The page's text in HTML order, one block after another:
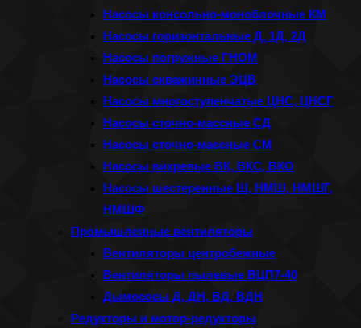
Насосы консольно-моноблочные КМ
Насосы горизонтальные Д, 1Д, 2Д
Насосы погружные ГНОМ
Насосы скважинные ЭЦВ
Насосы многоступенчатые ЦНС, ЦНСГ
Насосы сточно-массные СД
Насосы сточно-массные СМ
Насосы вихревые ВК, ВКС, ВКО
Насосы шестеренные Ш, НМШ, НМШГ,
НМШФ
Промышленные вентиляторы
Вентиляторы центробежные
Вентиляторы пылевые ВЦП7-40
Дымососы Д, ДН, ВД, ВДН
Редукторы и мотор-редукторы